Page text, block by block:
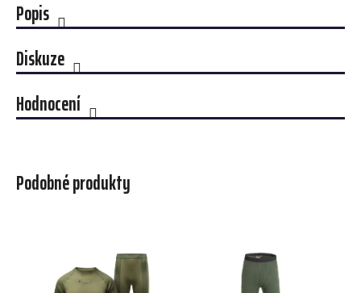
Popis
Diskuze
Hodnocení
Podobné produkty